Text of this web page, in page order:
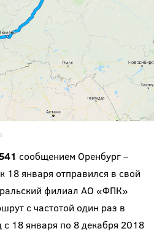
сообщением Оренбург –
18 января отправился в свой
филиал АО «ФПК»
с частотой один раз в
с 18 января по 8 декабря 2018